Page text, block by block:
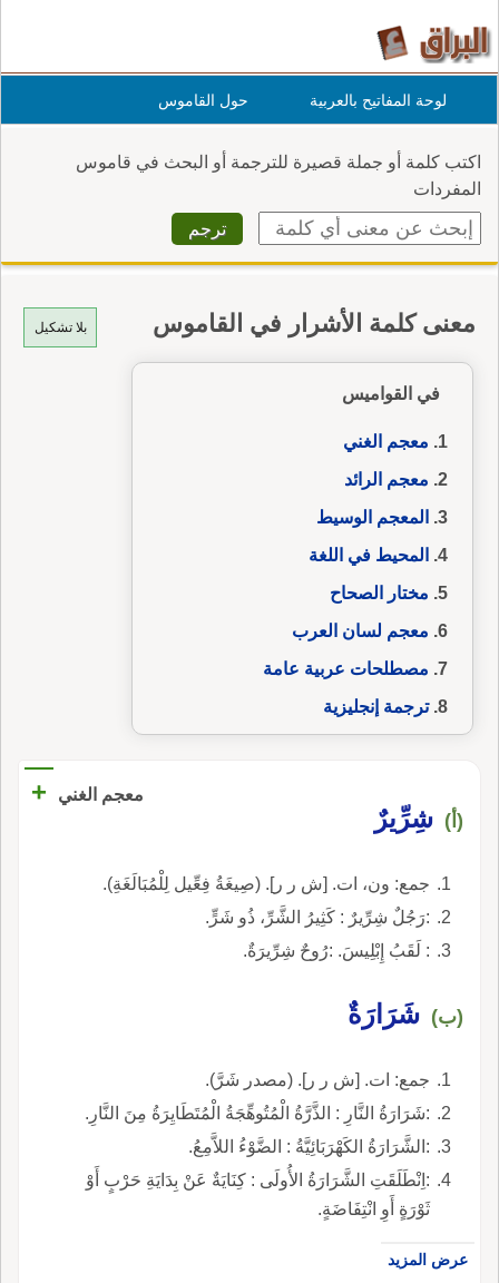
لوحة المفاتيح بالعربية حول القاموس
اكتب كلمة أو جملة قصيرة للترجمة أو البحث في قاموس
المفردات
بلا تشكيل معنى كلمة الأشرار في القاموس
في القواميس
معجم الغني
معجم الرائد
المعجم الوسيط
المحيط في اللغة
مختار الصحاح
معجم لسان العرب
مصطلحات عربية عامة
ترجمة إنجليزية
معجم الغني +
(أ) شِرِّيرٌ
جمع: ون، ات. [ش ر ر]. (صِيغَةُ فِعِّيل لِلْمُبَالَغَةِ).
:رَجُلٌ شِرِّيرٌ : كَثِيرُ الشَّرِّ، ذُو شَرٍّ.
: لَقَبُ إِبْلِيسَ. :رُوحٌ شِرِّيرَةٌ.
(ب) شَرَارَةٌ
جمع: ات. [ش ر ر]. (مصدر شَرَّ).
:شَرَارَةُ النَّارِ : الذَّرَّةُ الْمُتُوهِّجَةُ الْمُتَطَايِرَةُ مِنَ النَّارِ.
:الشَّرَارَةُ الكَهْرَبَائِيَّةُ : الضَّوْءُ اللاَّمِعُ.
:اِنْطَلَقَتِ الشَّرَارَةُ الأُولَى : كِنَايَةٌ عَنْ بِدَايَةِ حَرْبٍ أَوْ
ثَوْرَةٍ أَوِ انْتِفَاضَةٍ.
عرض المزيد